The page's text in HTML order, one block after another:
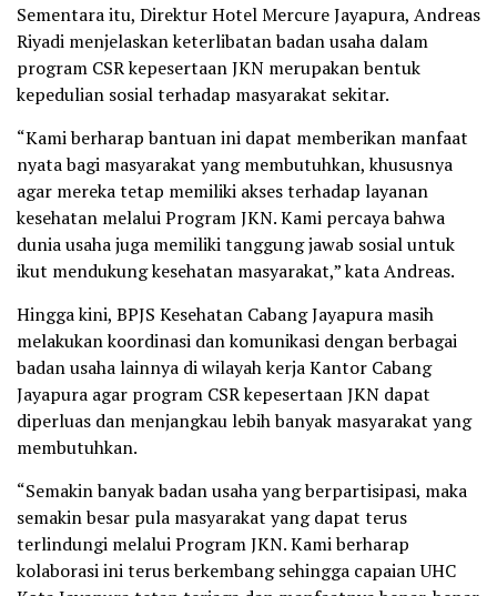
Sementara itu, Direktur Hotel Mercure Jayapura, Andreas
Riyadi menjelaskan keterlibatan badan usaha dalam
program CSR kepesertaan JKN merupakan bentuk
kepedulian sosial terhadap masyarakat sekitar.
“Kami berharap bantuan ini dapat memberikan manfaat
nyata bagi masyarakat yang membutuhkan, khususnya
agar mereka tetap memiliki akses terhadap layanan
kesehatan melalui Program JKN. Kami percaya bahwa
dunia usaha juga memiliki tanggung jawab sosial untuk
ikut mendukung kesehatan masyarakat,” kata Andreas.
Hingga kini, BPJS Kesehatan Cabang Jayapura masih
melakukan koordinasi dan komunikasi dengan berbagai
badan usaha lainnya di wilayah kerja Kantor Cabang
Jayapura agar program CSR kepesertaan JKN dapat
diperluas dan menjangkau lebih banyak masyarakat yang
membutuhkan.
“Semakin banyak badan usaha yang berpartisipasi, maka
semakin besar pula masyarakat yang dapat terus
terlindungi melalui Program JKN. Kami berharap
kolaborasi ini terus berkembang sehingga capaian UHC